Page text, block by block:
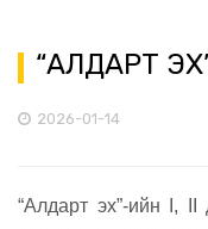
“АЛДАРТ
2026-01-14
“Алдарт эх”-ийн I, II